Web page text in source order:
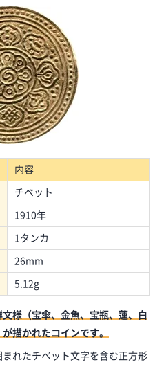
内容
チベット
1910年
1タンカ
26mm
5.12g
様（宝傘、金魚、宝瓶、蓮、白
描かれたコインです。
れたチベット文字を含む正方形